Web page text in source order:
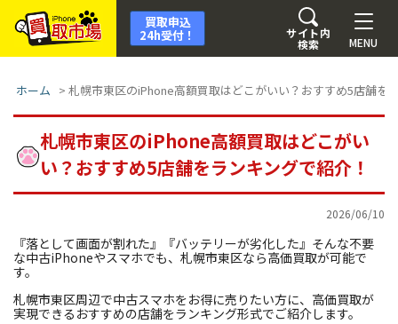
MENU
サイト内
検索
買取申込
24h受付！
ホーム > 札幌市東区のiPhone高額買取はどこがいい？おすすめ5店舗を
札幌市東区のiPhone高額買取はどこがい
い？おすすめ5店舗をランキングで紹介！
2026/06/10
『落として画面が割れた』『バッテリーが劣化した』そんな不要
な中古iPhoneやスマホでも、札幌市東区なら高価買取が可能で
す。
札幌市東区周辺で中古スマホをお得に売りたい方に、高価買取が
実現できるおすすめの店舗をランキング形式でご紹介します。